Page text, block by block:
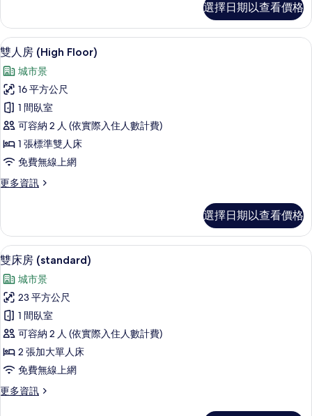
片
房
的
詳
選擇日期以查看價格
顯
示
雙
人
房
(High
Floor)
的
所
片
客房內保險箱、書桌、遮光布/窗簾、
4
雙人房 (High Floor)
城市景
16 平方公尺
1 間臥室
可容納 2 人 (依實際入住人數計費)
1 張標準雙人床
免費無線上網
更多資訊
更
房
(High
Floor)
詳
情
選擇日期以查看價格
顯
示
雙
床
房
(standard)
的
所
有
客房內保險箱、書桌、遮光布/窗簾、
4
雙床房 (standard)
城市景
23 平方公尺
1 間臥室
可容納 2 人 (依實際入住人數計費)
2 張加大單人床
免費無線上網
更多資訊
更